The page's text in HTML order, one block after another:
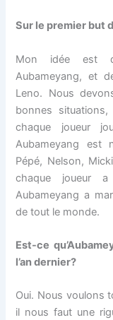
Sur le premier but
Mon idée est
Aubameyang, et
Leno. Nous
bonnes
chaque joueur
Aubameyang est
Pépé, Nelson,
chaque joueur
Aubameyang a
de tout le monde.
Est-ce
l’an dernier?
Oui. Nous voulons
il nous faut une